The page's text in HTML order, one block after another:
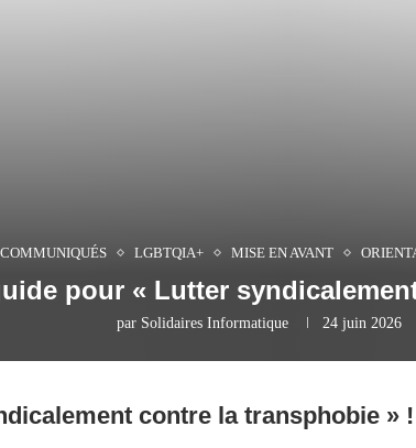
COMMUNIQUÉS LGBTQIA+ MISE EN AVANT
pour « Lutter
par Solidaires Informatique 24 juin 2026
contre la transphobie » !